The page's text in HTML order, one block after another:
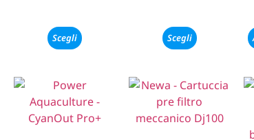
Scegli Scegli